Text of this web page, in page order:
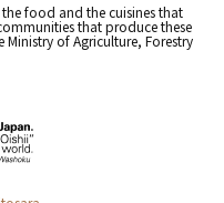
the food and the cuisines that
that produce these
Ministry of Agriculture, Forestry